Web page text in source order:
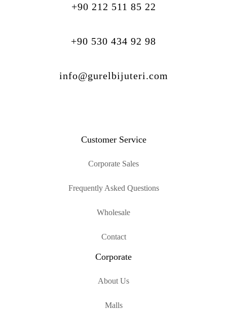
+90 212 511 85 22
+90 530 434 92 98
info@gurelbijuteri.com
Customer Service
Corporate Sales
Frequently Asked Questions
Wholesale
Contact
Corporate
About Us
Malls